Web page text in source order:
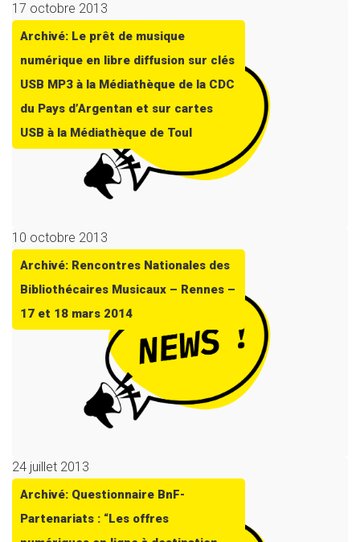
17 octobre 2013
Archivé: Le prêt de musique
numérique en libre diffusion sur clés
USB MP3 à la Médiathèque de la CDC
du Pays d’Argentan et sur cartes
USB à la Médiathèque de Toul
10 octobre 2013
Archivé: Rencontres Nationales des
Bibliothécaires Musicaux – Rennes –
17 et 18 mars 2014
24 juillet 2013
Archivé: Questionnaire BnF-
Partenariats : “Les offres